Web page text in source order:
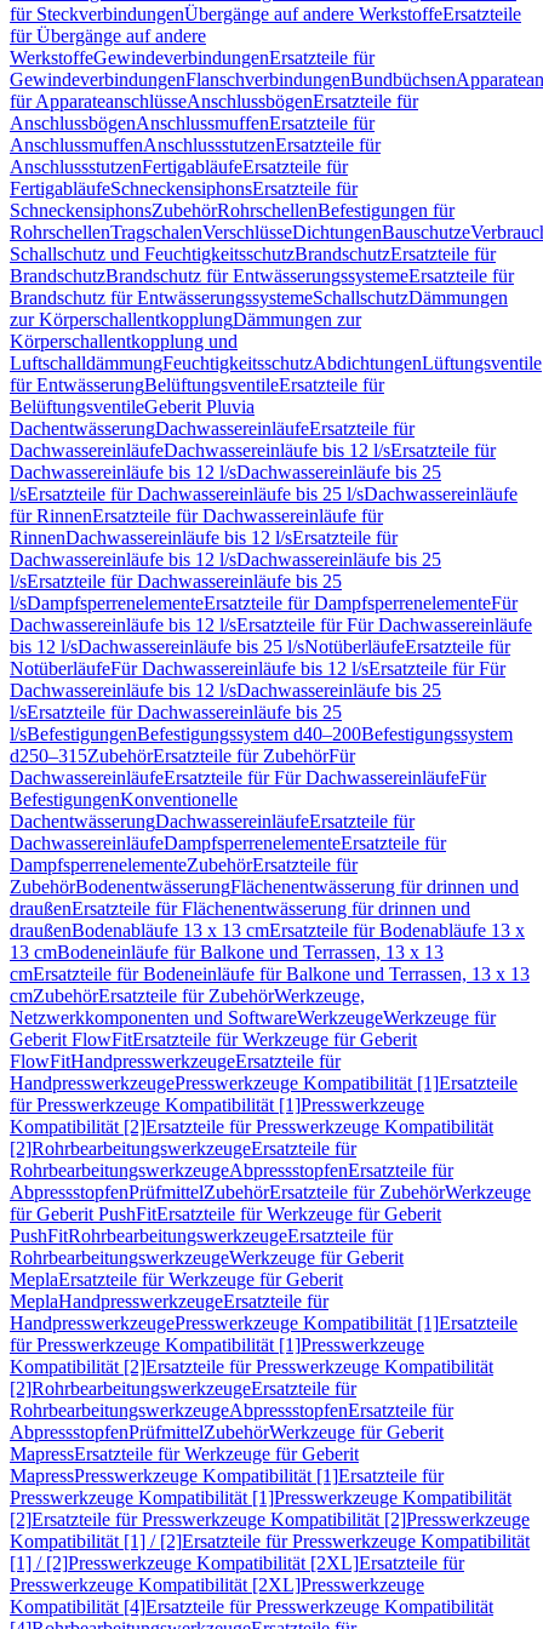
für SteckverbindungenÜbergänge auf andere WerkstoffeErsatzteile
für Übergänge auf andere
WerkstoffeGewindeverbindungenErsatzteile für
GewindeverbindungenFlanschverbindungenBundbüchsen
für ApparateanschlüsseAnschlussbögenErsatzteile für
AnschlussbögenAnschlussmuffenErsatzteile für
AnschlussmuffenAnschlussstutzenErsatzteile für
AnschlussstutzenFertigabläufeErsatzteile für
FertigabläufeSchneckensiphonsErsatzteile für
SchneckensiphonsZubehörRohrschellenBefestigungen für
RohrschellenTragschalenVerschlüsseDichtungenBauschutze
Schallschutz und FeuchtigkeitsschutzBrandschutzErsatzteile für
BrandschutzBrandschutz für EntwässerungssystemeErsatzteile für
Brandschutz für EntwässerungssystemeSchallschutzDämmungen
zur KörperschallentkopplungDämmungen zur
Körperschallentkopplung und
LuftschalldämmungFeuchtigkeitsschutzAbdichtungenLüftungsventile
für EntwässerungBelüftungsventileErsatzteile für
BelüftungsventileGeberit Pluvia
DachentwässerungDachwassereinläufeErsatzteile für
DachwassereinläufeDachwassereinläufe bis 12 l/sErsatzteile für
Dachwassereinläufe bis 12 l/sDachwassereinläufe bis 25
l/sErsatzteile für Dachwassereinläufe bis 25 l/sDachwassereinläufe
für RinnenErsatzteile für Dachwassereinläufe für
RinnenDachwassereinläufe bis 12 l/sErsatzteile für
Dachwassereinläufe bis 12 l/sDachwassereinläufe bis 25
l/sErsatzteile für Dachwassereinläufe bis 25
l/sDampfsperrenelementeErsatzteile für DampfsperrenelementeFür
Dachwassereinläufe bis 12 l/sErsatzteile für Für Dachwassereinläufe
bis 12 l/sDachwassereinläufe bis 25 l/sNotüberläufeErsatzteile für
NotüberläufeFür Dachwassereinläufe bis 12 l/sErsatzteile für Für
Dachwassereinläufe bis 12 l/sDachwassereinläufe bis 25
l/sErsatzteile für Dachwassereinläufe bis 25
l/sBefestigungenBefestigungssystem d40–200Befestigungssystem
d250–315ZubehörErsatzteile für ZubehörFür
DachwassereinläufeErsatzteile für Für DachwassereinläufeFür
BefestigungenKonventionelle
DachentwässerungDachwassereinläufeErsatzteile für
DachwassereinläufeDampfsperrenelementeErsatzteile für
DampfsperrenelementeZubehörErsatzteile für
ZubehörBodenentwässerungFlächenentwässerung für drinnen und
draußenErsatzteile für Flächenentwässerung für drinnen und
draußenBodenabläufe 13 x 13 cmErsatzteile für Bodenabläufe 13 x
13 cmBodeneinläufe für Balkone und Terrassen, 13 x 13
cmErsatzteile für Bodeneinläufe für Balkone und Terrassen, 13 x 13
cmZubehörErsatzteile für ZubehörWerkzeuge,
Netzwerkkomponenten und SoftwareWerkzeugeWerkzeuge für
Geberit FlowFitErsatzteile für Werkzeuge für Geberit
FlowFitHandpresswerkzeugeErsatzteile für
HandpresswerkzeugePresswerkzeuge Kompatibilität [1]Ersatzteile
für Presswerkzeuge Kompatibilität [1]Presswerkzeuge
Kompatibilität [2]Ersatzteile für Presswerkzeuge Kompatibilität
[2]RohrbearbeitungswerkzeugeErsatzteile für
RohrbearbeitungswerkzeugeAbpressstopfenErsatzteile für
AbpressstopfenPrüfmittelZubehörErsatzteile für ZubehörWerkzeuge
für Geberit PushFitErsatzteile für Werkzeuge für Geberit
PushFitRohrbearbeitungswerkzeugeErsatzteile für
RohrbearbeitungswerkzeugeWerkzeuge für Geberit
MeplaErsatzteile für Werkzeuge für Geberit
MeplaHandpresswerkzeugeErsatzteile für
HandpresswerkzeugePresswerkzeuge Kompatibilität [1]Ersatzteile
für Presswerkzeuge Kompatibilität [1]Presswerkzeuge
Kompatibilität [2]Ersatzteile für Presswerkzeuge Kompatibilität
[2]RohrbearbeitungswerkzeugeErsatzteile für
RohrbearbeitungswerkzeugeAbpressstopfenErsatzteile für
AbpressstopfenPrüfmittelZubehörWerkzeuge für Geberit
MapressErsatzteile für Werkzeuge für Geberit
MapressPresswerkzeuge Kompatibilität [1]Ersatzteile für
Presswerkzeuge Kompatibilität [1]Presswerkzeuge Kompatibilität
[2]Ersatzteile für Presswerkzeuge Kompatibilität [2]Presswerkzeuge
Kompatibilität [1] / [2]Ersatzteile für Presswerkzeuge Kompatibilität
[1] / [2]Presswerkzeuge Kompatibilität [2XL]Ersatzteile für
Presswerkzeuge Kompatibilität [2XL]Presswerkzeuge
Kompatibilität [4]Ersatzteile für Presswerkzeuge Kompatibilität